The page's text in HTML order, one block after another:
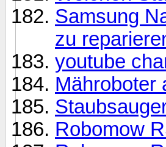
Samsung
zu
youtube
Mähroboter
Robomow